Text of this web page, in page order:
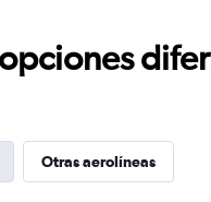
Otras aerolíneas